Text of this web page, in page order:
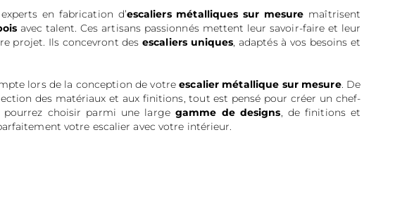
en fabrication d’escaliers métalliques sur mesure maîtrisent
avec talent. Ces artisans passionnés mettent leur savoir-faire et leur
projet. Ils concevront desescaliers uniques, adaptés à vos besoins et
lors de la conception de votreescalier métallique sur mesure. De
des matériaux et aux finitions, tout est pensé pour créer un chef-
pourrez choisir parmi une large gamme de designs, de finitions et
votre escalier avec votre intérieur.